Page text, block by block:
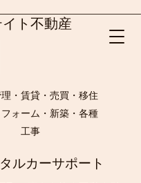
イト不動産
・賃貸・売買・移住
ォーム・新築・各種
工事
ルカーサポート